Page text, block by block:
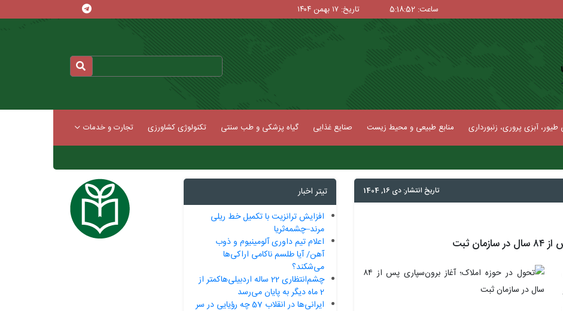
ساعت: 5:18:53 تاریخ: ۱۷ بهمن ۱۴۰۴
آبزی پروری، زنبورداری منابع طبیعی و محیط زیست صنایع غذایی گیاه پزشکی و طب سنتی تکنولوژی کشاورزی تجارت و خدمات
تاریخ انتشار: دی 16, 1404
ثبت
تیتر اخبار
افزایش ترانزیت با تکمیل خط ریلی
مرند–چشمه‌ثریا
اعلام تیم داوری آلومینیوم و ذوب
آهن/ آیا طلسم ناکامی اراکی‌ها
می‌شکند؟
چشم‌انتظاری 22 ساله اردبیلی‌هاکمتر از
2 ماه دیگر به پایان می‌رسد
ایرانی‌ها در انقلاب 57 چه رؤیایی در سر